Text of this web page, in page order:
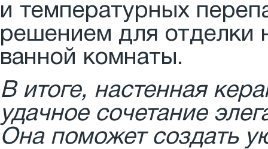
и температурных
решением для отделки
ванной комнаты.
В итоге, настенная
удачное сочетание
Она поможет создать